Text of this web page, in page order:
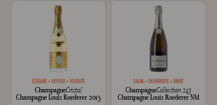
ÉLÉGANT SOYEUX VELOUTÉ
ChampagneCristal
Champagne Louis Roederer 2015
SALIN SAVOUREUX DROIT
ChampagneCollection 243
Champagne Louis Roederer NM